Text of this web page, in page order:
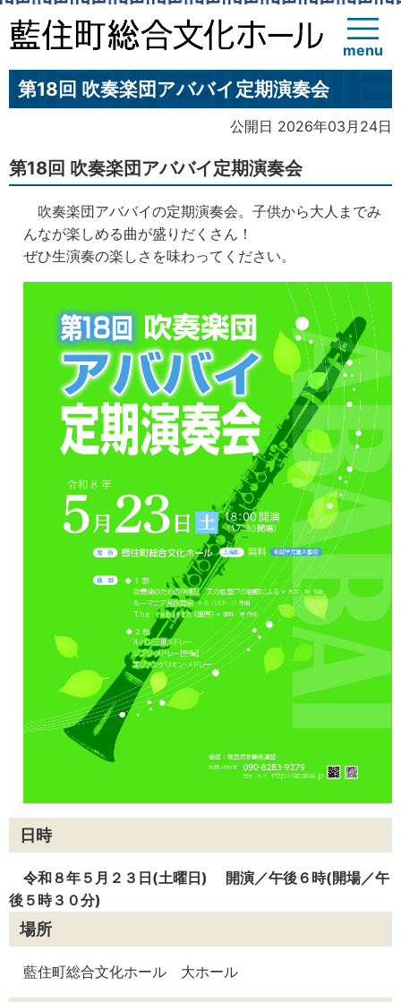
menu
第18回 吹奏楽団アババイ定期演奏会
公開日 2026年03月24日
第18回 吹奏楽団アババイ定期演奏会
吹奏楽団アババイの定期演奏会。子供から大人までみ
んなが楽しめる曲が盛りだくさん！
ぜひ生演奏の楽しさを味わってください。
日時
令和８年５月２３日(土曜日) 開演／午後６時(開場／午
後５時３０分)
場所
藍住町総合文化ホール 大ホール